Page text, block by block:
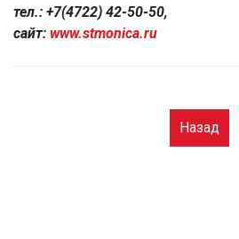
тел.: +7(4722) 42-50-50,
сайт: www.stmonica.ru
Назад